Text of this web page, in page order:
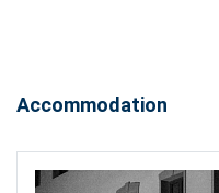
Accommodation